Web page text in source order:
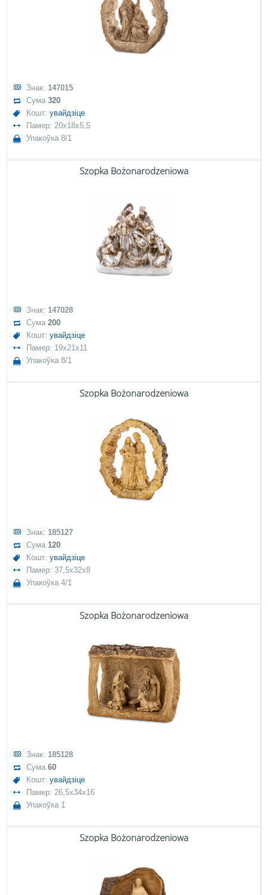
Знак: 147015
Сума320
Кошт:увайдзіце
Памер: 20x18x5,5
Упакоўка 8/1
Szopka Bożonarodzeniowa
Знак: 147028
Сума200
Кошт:увайдзіце
Памер: 19x21x11
Упакоўка 8/1
Szopka Bożonarodzeniowa
Знак: 185127
Сума120
Кошт:увайдзіце
Памер: 37,5x32x8
Упакоўка 4/1
Szopka Bożonarodzeniowa
Знак: 185128
Сума60
Кошт:увайдзіце
Памер: 26,5x34x16
Упакоўка 1
Szopka Bożonarodzeniowa